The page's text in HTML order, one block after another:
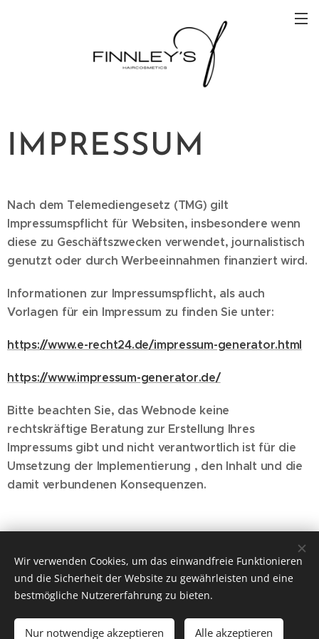
IMPRESSUM
Nach dem Telemediengesetz (TMG) gilt
Impressumspflicht für Websiten, insbesondere wenn
diese zu Geschäftszwecken verwendet, journalistisch
genutzt oder durch Werbeeinnahmen finanziert wird.
Informationen zur Impressumspflicht, als auch
Vorlagen für ein Impressum zu finden Sie unter:
https://www.e-recht24.de/impressum-generator.html
https://www.impressum-generator.de/
Bitte beachten Sie, das Webnode keine
rechtskräftige Beratung zur Erstellung Ihres
Impressums gibt und nicht verantwortlich ist für die
Umsetzung der Implementierung , den Inhalt und die
damit verbundenen Konsequenzen.
Finnley's Haircosmetics
100% FRISEUREXCLUSIV
Cookies
Sprachen
Wir verwenden Cookies, um das einwandfreie Funktionieren
und die Sicherheit der Website zu gewährleisten und eine
bestmögliche Nutzererfahrung zu bieten.
Nur notwendige akzeptieren Alle akzeptieren